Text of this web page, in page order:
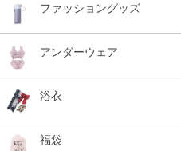
ファッショングッズ
アンダーウェア
浴衣
福袋